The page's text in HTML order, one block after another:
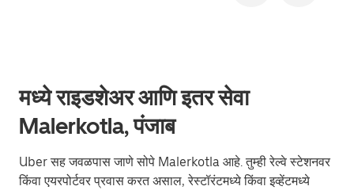
मध्ये राइडशेअर आणि इतर सेवा
Malerkotla, पंजाब
Uber सह जवळपास जाणे सोपे Malerkotla आहे. तुम्ही रेल्वे स्टेशनवर
किंवा एयरपोर्टवर प्रवास करत असाल, रेस्टॉरंटमध्ये किंवा इव्हेंटमध्ये